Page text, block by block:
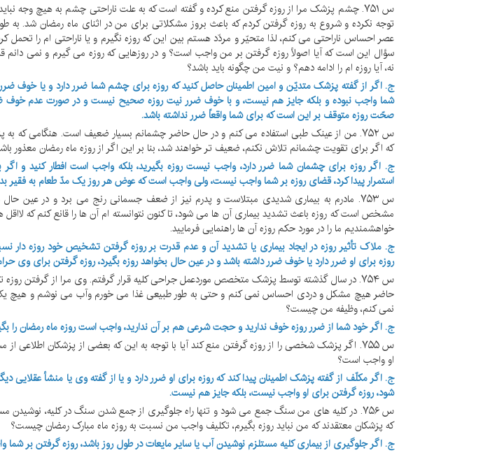
س ۷۵۱. چشم پزشک مرا از روزه گرفتن منع کرده و گفته است که به علت ناراحتی چشم به هیچ وجه
توجه نکرده و شروع به روزه گرفتن کردم که باعث بروز مشکلاتی برای من در اثنای ماه رمضان شد. به
عصر احساس ناراحتی می کنم، لذا متحیّر و مردّد هستم بین این که روزه نگیرم و یا ناراحتی ام را تحمل
سؤال این است که آیا اصولاً روزه گرفتن بر من واجب است؟ و در روزهایی که روزه می گیرم و نمی دانم
نه، آیا روزه ام را ادامه دهم؟ و نیت من چگونه باید باشد؟
ج. اگر از گفته پزشک متدیّن و امین اطمینان حاصل کنید که روزه برای چشم شما ضرر دارد و یا خوف ضرر
شما واجب نبوده و بلکه جایز هم نیست، و با خوف ضرر نیت روزه صحیح نیست و در صورت عدم خوف
صحّت روزه متوقف بر این است که برای شما واقعاً ضرر نداشته باشد.
س ۷۵۲. من از عینک طبی استفاده می کنم و در حال حاضر چشمانم بسیار ضعیف است. هنگامی که
که اگر برای تقویت چشمانم تلاش نکنم، ضعیف تر خواهند شد، بنا بر این اگر از روزه ماه رمضان معذور
ج. اگر روزه برای چشمان شما ضرر دارد، واجب نیست روزه بگیرید، بلکه واجب است افطار کنید و اگر
استمرار پیدا کرد، قضای روزه بر شما واجب نیست، ولی واجب است که عوض هر روز یک مدّ طعام به فقیر
س ۷۵۳. مادرم به بیماری شدیدی مبتلاست و پدرم نیز از ضعف جسمانی رنج می برد و در عین
مشخص است که روزه باعث تشدید بیماری آن ها می شود، تا کنون نتوانسته ام آن ها را قانع کنم که لااقل
خواهشمندیم ما را در مورد حکم روزه آن ها راهنمایی فرمایید.
ج. ملاک تأثیر روزه در ایجاد بیماری یا تشدید آن و عدم قدرت بر روزه گرفتن تشخیص خود روزه دار
روزه برای او ضرر دارد یا خوف ضرر داشته باشد و در عین حال بخواهد روزه بگیرد، روزه گرفتن برای وی
س ۷۵۴. در سال گذشته توسط پزشک متخصص موردعمل جراحی کلیه قرار گرفتم. وی مرا از گرفتن روزه
حاضر هیچ مشکل و دردی احساس نمی کنم و حتی به طور طبیعی غذا می خورم وآب می نوشم و هیچ
نمی کنم، وظیفه من چیست؟
ج. اگر خود شما از ضرر روزه خوف ندارید و حجت شرعی هم بر آن ندارید، واجب است روزه ماه رمضان را
س ۷۵۵. اگر پزشک شخصی را از روزه گرفتن منع کند آیا با توجه به این که بعضی از پزشکان اطلاعی از
او واجب است؟
ج. اگر مکلّف از گفته پزشک اطمینان پیدا کند که روزه برای او ضرر دارد و یا از گفته وی یا منشأ
شود، روزه گرفتن برای او واجب نیست، بلکه جایز هم نیست.
س ۷۵۶. در کلیه های من سنگ جمع می شود و تنها راه جلوگیری از جمع شدن سنگ در کلیه، نوشیدن
که پزشکان معتقدند که من نباید روزه بگیرم، تکلیف واجب من نسبت به روزه ماه مبارک رمضان چیست؟
ج. اگر جلوگیری از بیماری کلیه مستلزم نوشیدن آب یا سایر مایعات در طول روز باشد، روزه گرفتن بر